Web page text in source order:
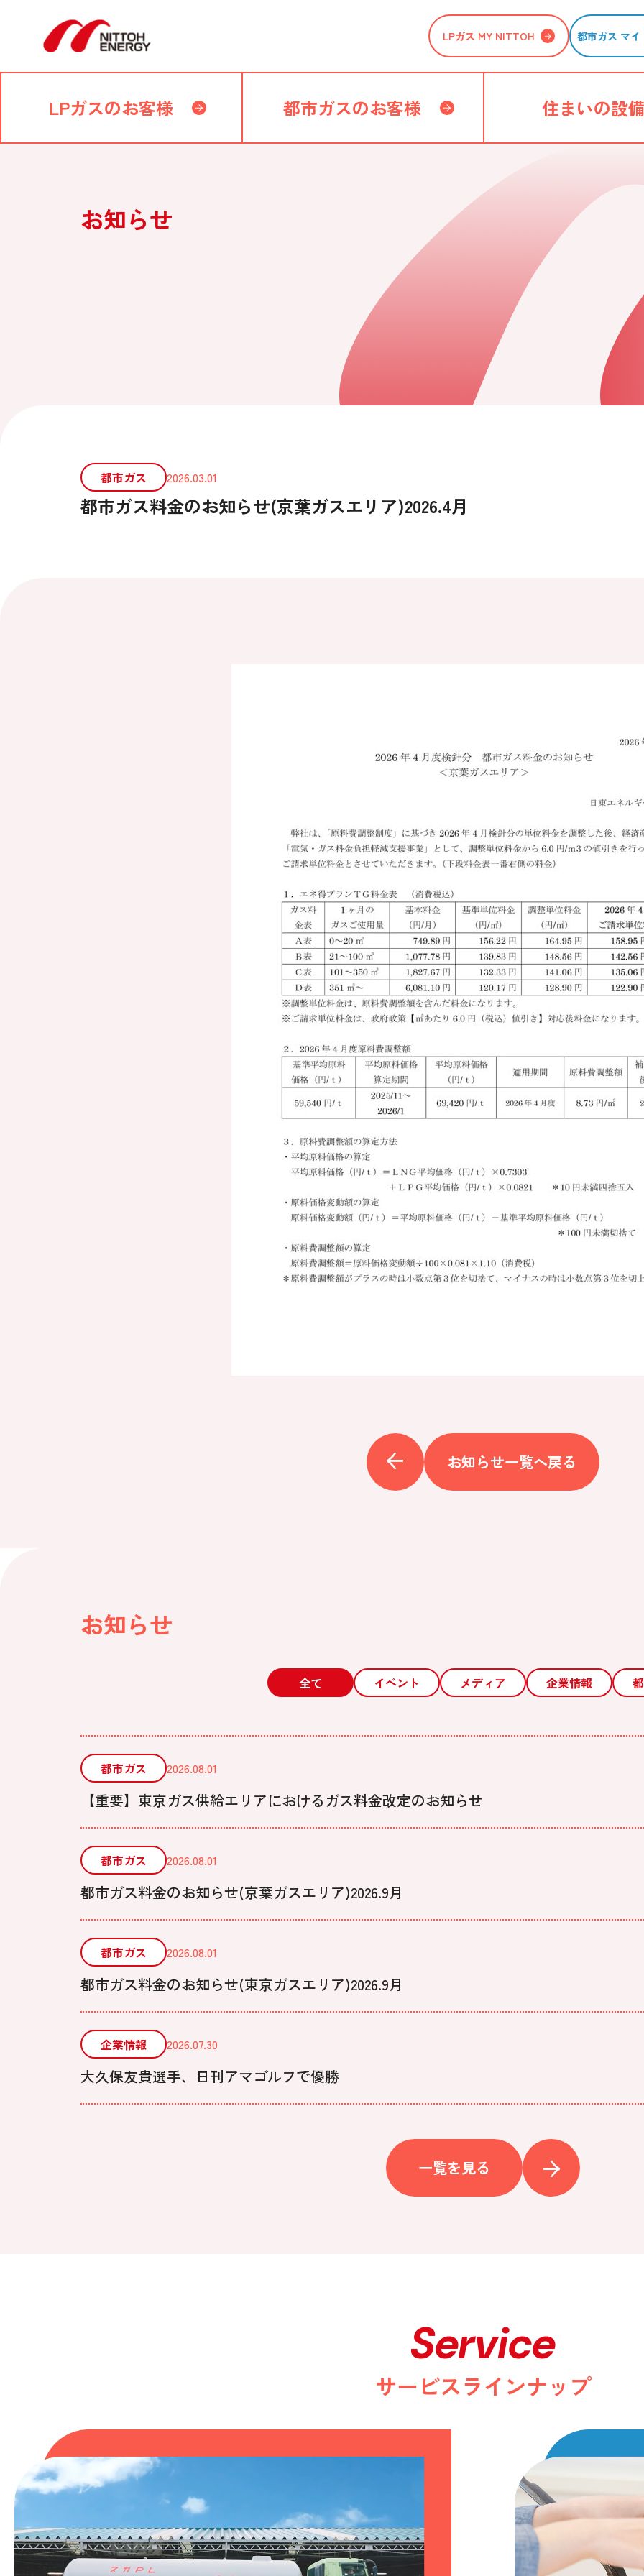
LPガス MY NITTOH 都市ガス マ
LPガスのお客様 都市ガスのお客様 住まいの設
お知らせ
都市ガス 2026.03.01
都市ガス料金のお知らせ(京葉ガスエリア)2026.4月
お知らせ一覧へ戻る
お知らせ
全て イベント メディア 企業情報
都市ガス 2026.08.01
【重要】東京ガス供給エリアにおけるガス料金改定のお知らせ
都市ガス 2026.08.01
都市ガス料金のお知らせ(京葉ガスエリア)2026.9月
都市ガス 2026.08.01
都市ガス料金のお知らせ(東京ガスエリア)2026.9月
企業情報 2026.07.30
大久保友貴選手、日刊アマゴルフで優勝
一覧を見る
Service
サービスラインナップ